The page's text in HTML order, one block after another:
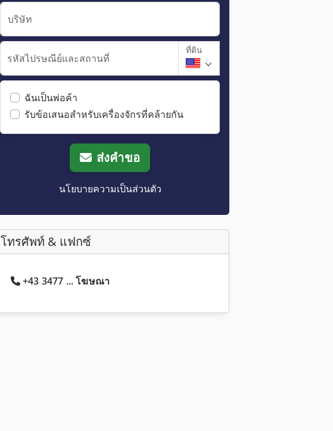
บริษัท
รหัสไปรษณีย์และสถานที่
ที่ดิน
ฉันเป็นพ่อค้า
รับข้อเสนอสำหรับเครื่องจักรที่คล้ายกัน
ส่งคำขอ
นโยบายความเป็นส่วนตัว
โทรศัพท์ & แฟกซ์
+43 3477 ... โฆษณา